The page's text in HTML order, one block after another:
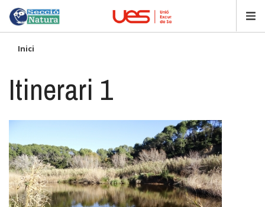
Vés
contingut
Inici
Itinerari 1